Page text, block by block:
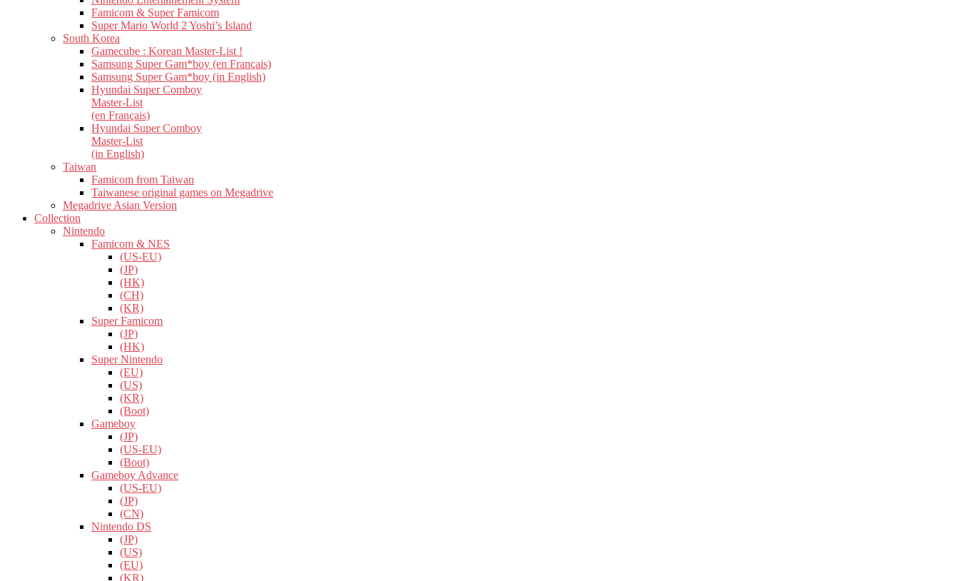
Famicom & Super Famicom
Super Mario World 2 Yoshi’s Island
South Korea
Gamecube : Korean Master-List !
Samsung Super Gam*boy (en Français)
Samsung Super Gam*boy (in English)
Hyundai Super Comboy
Master-List
(en Français)
Hyundai Super Comboy
Master-List
(in English)
Taiwan
Famicom from Taiwan
Taiwanese original games on Megadrive
Megadrive Asian Version
Collection
Nintendo
Famicom & NES
(US-EU)
(JP)
(HK)
(CH)
(KR)
Super Famicom
(JP)
(HK)
Super Nintendo
(EU)
(US)
(KR)
(Boot)
Gameboy
(JP)
(US-EU)
(Boot)
Gameboy Advance
(US-EU)
(JP)
(CN)
Nintendo DS
(JP)
(US)
(EU)
(KR)